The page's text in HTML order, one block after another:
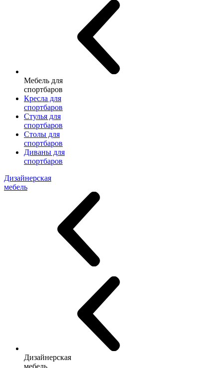
Мебель для
спортбаров
Кресла для
спортбаров
Стулья для
спортбаров
Столы для
спортбаров
Диваны для
спортбаров
Дизайнерская
мебель
Дизайнерская